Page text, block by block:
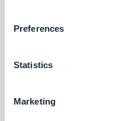
Preferences
Statistics
Marketing